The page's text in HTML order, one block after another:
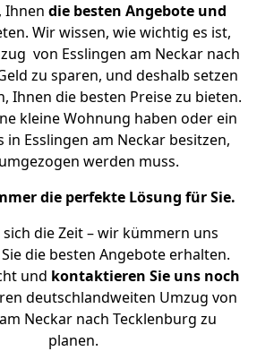
Ihnen die besten Angebote und
Wir wissen, wie wichtig es ist,
von Esslingen am Neckar nach
zu sparen, und deshalb setzen
Ihnen die besten Preise zu bieten.
kleine Wohnung haben oder ein
in Esslingen am Neckar besitzen,
werden muss.
die perfekte Lösung für Sie.
sich die Zeit – wir kümmern uns
die besten Angebote erhalten.
und kontaktieren Sie uns noch
deutschlandweiten Umzug von
Neckar nach Tecklenburg zu
planen.